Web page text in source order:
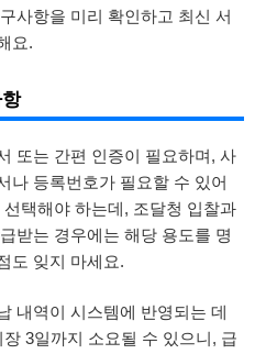
사항을 미리 확인하고 최신 서
요.
또는 간편 인증이 필요하며, 사
나 등록번호가 필요할 수 있어
택해야 하는데, 조달청 입찰과
받는 경우에는 해당 용도를 명
도 잊지 마세요.
내역이 시스템에 반영되는 데
3일까지 소요될 수 있으니, 급